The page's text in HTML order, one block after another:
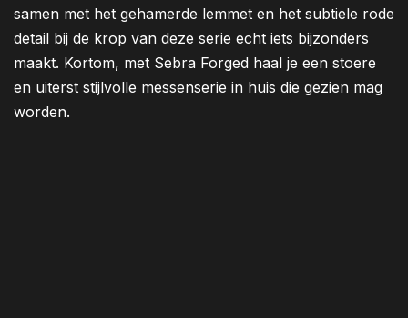
samen met het gehamerde lemmet en het subtiele rode
detail bij de krop van deze serie echt iets bijzonders
maakt. Kortom, met Sebra Forged haal je een stoere
en uiterst stijlvolle messenserie in huis die gezien mag
worden.